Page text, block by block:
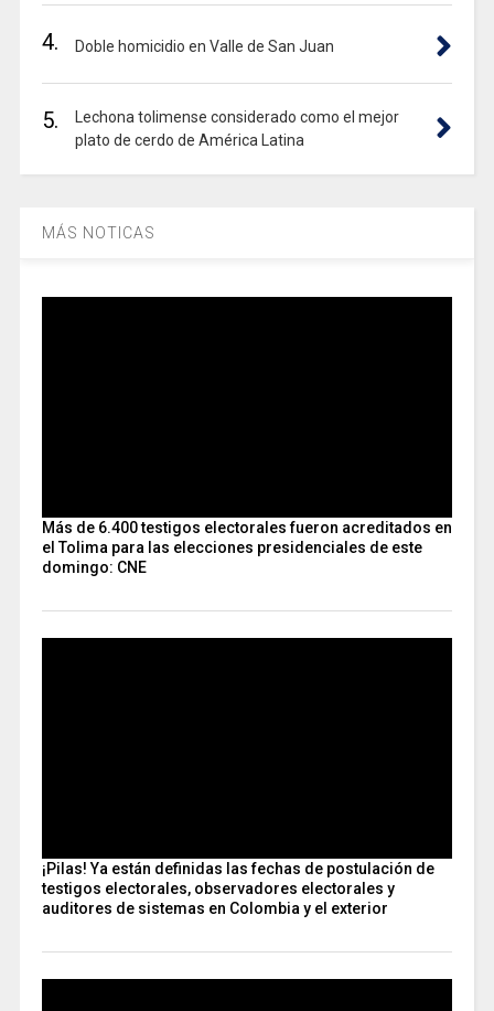
4. Doble homicidio en Valle de San Juan
5.
Lechona tolimense considerado como el mejor
plato de cerdo de América Latina
MÁS NOTICAS
Más de 6.400 testigos electorales fueron acreditados en
el Tolima para las elecciones presidenciales de este
domingo: CNE
¡Pilas! Ya están definidas las fechas de postulación de
testigos electorales, observadores electorales y
auditores de sistemas en Colombia y el exterior